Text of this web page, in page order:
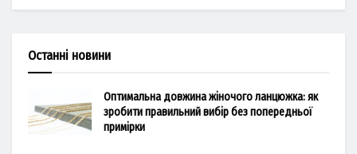
Останні новини
Оптимальна довжина жіночого ланцюжка: як
зробити правильний вибір без попередньої
примірки